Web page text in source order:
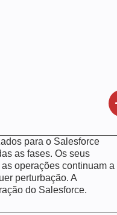
para o Salesforce
as fases. Os seus
operações continuam a
perturbação. A
do Salesforce.